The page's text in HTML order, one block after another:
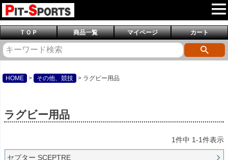
ＴＯＰ 商品一覧 マイページ カート
HOME その他、競技 ラグビー用品
ラグビー用品
1件中 1-1件表示
セプター SCEPTRE